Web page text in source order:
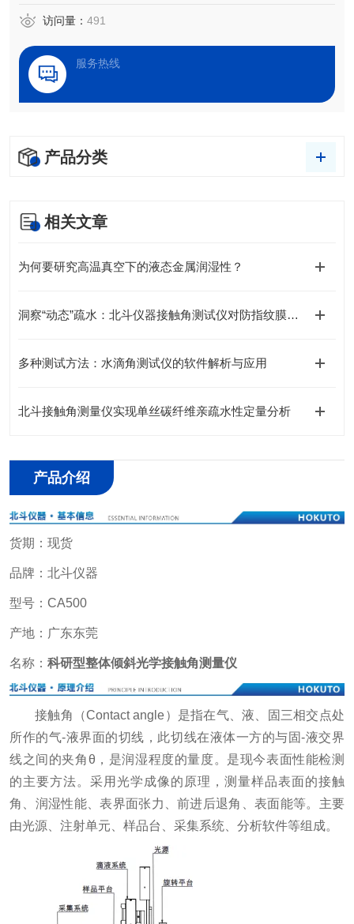
访问量： 491
服务热线
产品分类
相关文章
为何要研究高温真空下的液态金属润湿性？
洞察“动态”疏水：北斗仪器接触角测试仪对防指纹膜的测量
多种测试方法：水滴角测试仪的软件解析与应用
北斗接触角测量仪实现单丝碳纤维亲疏水性定量分析
产品介绍
货期：现货
品牌：北斗仪器
型号：CA500
产地：广东东莞
名称： 科研型整体倾斜光学接触角测量仪
接触角（Contact angle）是指在气、液、固三相交点处
所作的气-液界面的切线，此切线在液体一方的与固-液交界
线之间的夹角θ，是润湿程度的量度。是现今表面性能检测
的主要方法。采用光学成像的原理，测量样品表面的接触
角、润湿性能、表界面张力、前进后退角、表面能等。主要
由光源、注射单元、样品台、采集系统、分析软件等组成。